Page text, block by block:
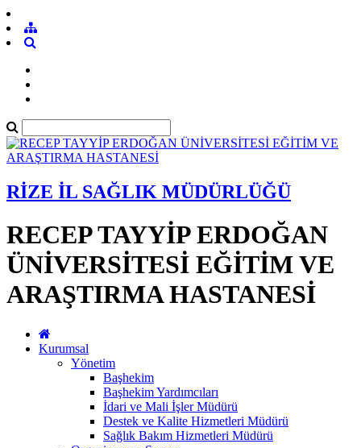
RİZE İL SAĞLIK MÜDÜRLÜĞÜ
RECEP TAYYİP ERDOĞAN
ÜNİVERSİTESİ EĞİTİM VE
ARAŞTIRMA HASTANESİ
Kurumsal
Yönetim
Başhekim
Başhekim Yardımcıları
İdari ve Mali İşler Müdürü
Destek ve Kalite Hizmetleri Müdürü
Sağlık Bakım Hizmetleri Müdürü